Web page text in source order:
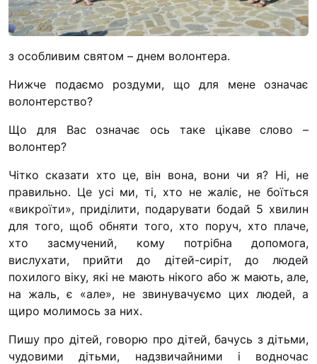
“#Усинови_ТИ”
Законодавство
Освіта
з особливим святом – днем волонтера.
Нижче подаємо роздуми, що для мене означає
волонтерство?
Що для Вас означає ось таке цікаве слово –
волонтер?
Чітко сказати хто це, він вона, вони чи я? Ні, не
правильно. Це усі ми, ті, хто не жаліє, не боїться
«викроїти», приділити, подарувати бодай 5 хвилин
для того, щоб обняти того, хто поруч, хто плаче,
хто засмучений, кому потрібна допомога,
вислухати, прийти до дітей-сиріт, до людей
похилого віку, які не мають нікого або ж мають, але,
на жаль, є «але», не звинувачуємо цих людей, а
щиро молимось за них.
Пишу про дітей, говорю про дітей, бачусь з дітьми,
чудовими дітьми, надзвичайними і водночас